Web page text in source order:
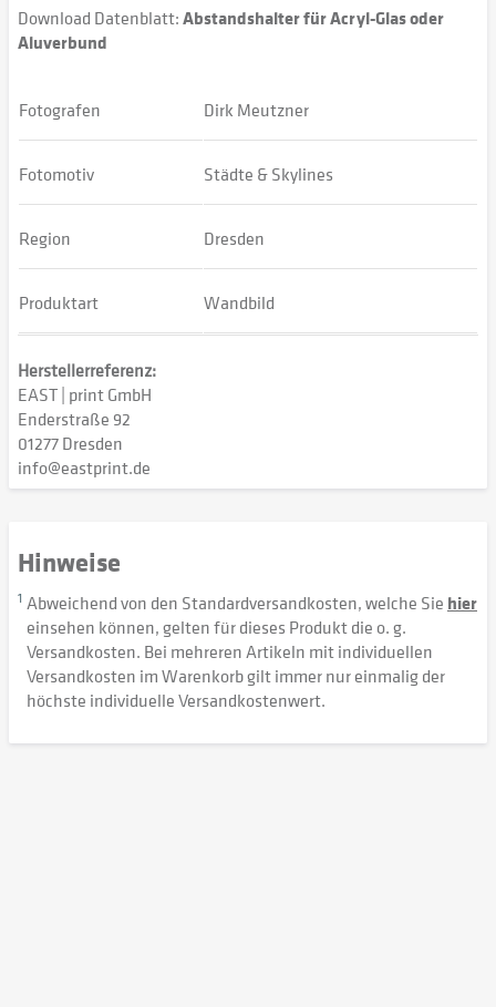
Download Datenblatt:Abstandshalter für Acryl-Glas oder
Aluverbund
Fotografen Dirk Meutzner
Fotomotiv Städte & Skylines
Region Dresden
Produktart Wandbild
Herstellerreferenz:
EAST | print GmbH
Enderstraße 92
01277 Dresden
info@eastprint.de
Hinweise
1 Abweichend von den Standardversandkosten, welche Sie hier
einsehen können, gelten für dieses Produkt die o. g.
Versandkosten. Bei mehreren Artikeln mit individuellen
Versandkosten im Warenkorb gilt immer nur einmalig der
höchste individuelle Versandkostenwert.